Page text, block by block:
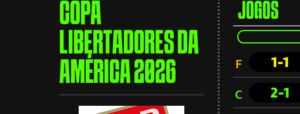
COPA
LIBERTADORES DA
AMÉRICA 2026
JOGOS
F 1-1
C 2-1